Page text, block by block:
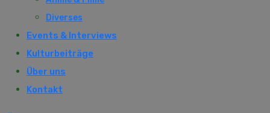
Diverses
Events & Interviews
Kulturbeiträge
Über uns
Kontakt